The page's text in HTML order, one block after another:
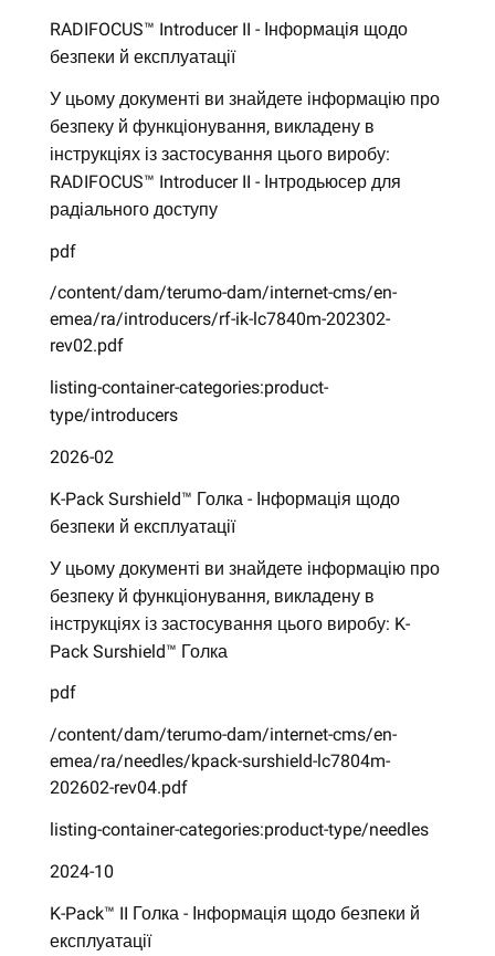
RADIFOCUS™ Introducer II - Інформація щодо
безпеки й експлуатації
У цьому документі ви знайдете інформацію про
безпеку й функціонування, викладену в
інструкціях із застосування цього виробу:
RADIFOCUS™ Introducer II - Інтродьюсер для
радіального доступу
pdf
/content/dam/terumo-dam/internet-cms/en-
emea/ra/introducers/rf-ik-lc7840m-202302-
rev02.pdf
listing-container-categories:product-
type/introducers
2026-02
K-Pack Surshield™ Голка - Інформація щодо
безпеки й експлуатації
У цьому документі ви знайдете інформацію про
безпеку й функціонування, викладену в
інструкціях із застосування цього виробу: K-
Pack Surshield™ Голка
pdf
/content/dam/terumo-dam/internet-cms/en-
emea/ra/needles/kpack-surshield-lc7804m-
202602-rev04.pdf
listing-container-categories:product-type/needles
2024-10
K-Pack™ II Голка - Інформація щодо безпеки й
експлуатації